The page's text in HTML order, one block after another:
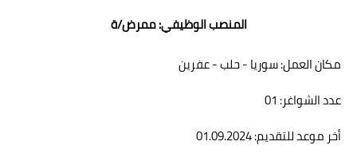
المنصب الوظيفي: ممرض/ة
مكان العمل: سوريا - حلب - عفرين
عدد الشواغر: 01
أخر موعد للتقديم: 01.09.2024